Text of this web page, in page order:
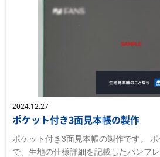
2024.12.27
ポケット付き3面見本帳の製作
ポケット付き3面見本帳の製作です。
で、生地の仕様詳細を記載したパンフ